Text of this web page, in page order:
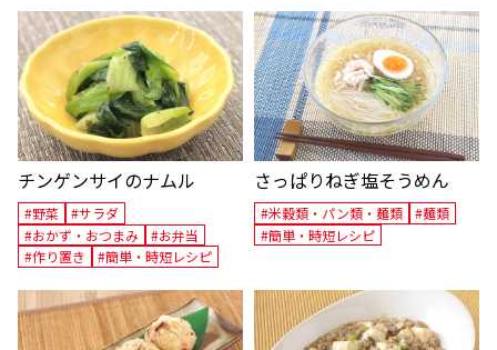
チンゲンサイのナムル
#野菜
#サラダ
#おかず・おつまみ
#お弁当
#作り置き
#簡単・時短レシピ
さっぱりねぎ塩そうめん
#米穀類・パン類・麺類
#麺類
#簡単・時短レシピ